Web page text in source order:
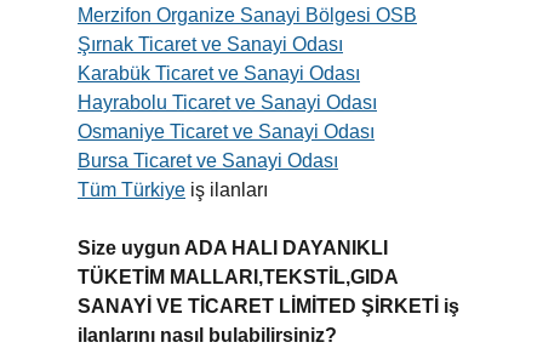
Merzifon Organize Sanayi Bölgesi OSB
Şırnak Ticaret ve Sanayi Odası
Karabük Ticaret ve Sanayi Odası
Hayrabolu Ticaret ve Sanayi Odası
Osmaniye Ticaret ve Sanayi Odası
Bursa Ticaret ve Sanayi Odası
Tüm Türkiye iş ilanları
Size uygun ADA HALI DAYANIKLI
TÜKETİM MALLARI,TEKSTİL,GIDA
SANAYİ VE TİCARET LİMİTED ŞİRKETİ iş
ilanlarını nasıl bulabilirsiniz?